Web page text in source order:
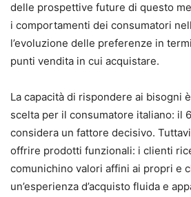
delle prospettive future di questo
i comportamenti dei consumatori
l’evoluzione delle preferenze in
punti vendita in cui acquistare.
La capacità di rispondere ai bisogni
scelta per il consumatore italiano: il
considera un fattore decisivo.
offrire prodotti funzionali: i clienti
comunichino valori affini ai propri e
un’esperienza d’acquisto fluida e